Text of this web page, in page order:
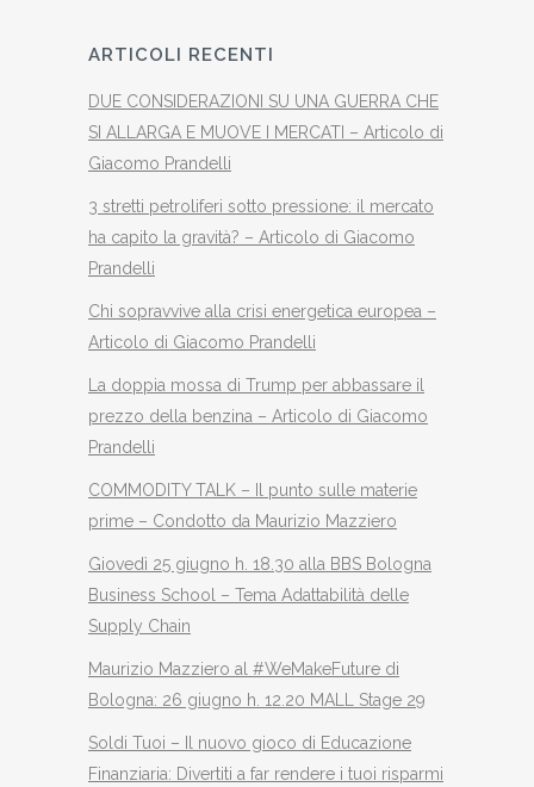
ARTICOLI RECENTI
DUE CONSIDERAZIONI SU UNA GUERRA CHE
SI ALLARGA E MUOVE I MERCATI – Articolo di
Giacomo Prandelli
3 stretti petroliferi sotto pressione: il mercato
ha capito la gravità? – Articolo di Giacomo
Prandelli
Chi sopravvive alla crisi energetica europea –
Articolo di Giacomo Prandelli
La doppia mossa di Trump per abbassare il
prezzo della benzina – Articolo di Giacomo
Prandelli
COMMODITY TALK – Il punto sulle materie
prime – Condotto da Maurizio Mazziero
Giovedì 25 giugno h. 18.30 alla BBS Bologna
Business School – Tema Adattabilità delle
Supply Chain
Maurizio Mazziero al #WeMakeFuture di
Bologna: 26 giugno h. 12.20 MALL Stage 29
Soldi Tuoi – Il nuovo gioco di Educazione
Finanziaria: Divertiti a far rendere i tuoi risparmi